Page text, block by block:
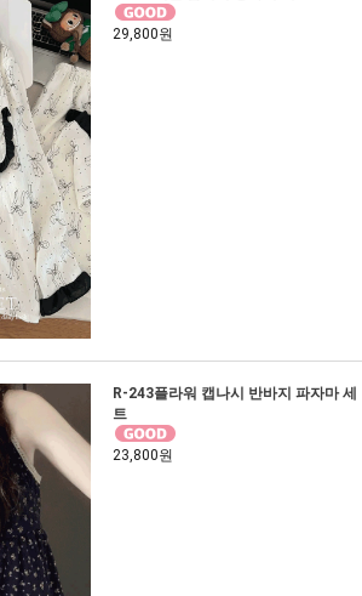
29,800원
R-243플라워 캡나시 반바지 파자마 세
트
23,800원